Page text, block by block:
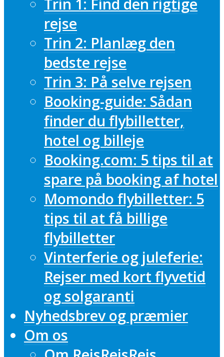
rejse
Trin 2: Planlæg den
bedste rejse
Trin 3: På selve rejsen
Booking-guide: Sådan
finder du flybilletter,
hotel og billeje
Booking.com: 5 tips til at
spare på booking af hotel
Momondo flybilletter: 5
tips til at få billige
flybilletter
Vinterferie og juleferie:
Rejser med kort flyvetid
og solgaranti
Nyhedsbrev og præmier
Om os